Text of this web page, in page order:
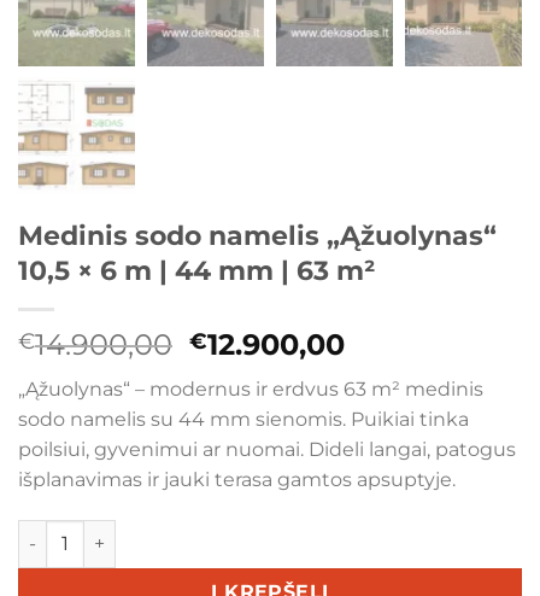
Medinis sodo namelis „Ąžuolynas“
10,5 × 6 m | 44 mm | 63 m²
€14.900,00 Original
price
was:
€14.900,00.
€12.900,00Current
price
is:
€12.900,00.
„Ąžuolynas“ – modernus ir erdvus 63 m² medinis
sodo namelis su 44 mm sienomis. Puikiai tinka
poilsiui, gyvenimui ar nuomai. Dideli langai, patogus
išplanavimas ir jauki terasa gamtos apsuptyje.
produkto kiekis: Medinis sodo namelis „Ąžuolynas“ 10,5 ×